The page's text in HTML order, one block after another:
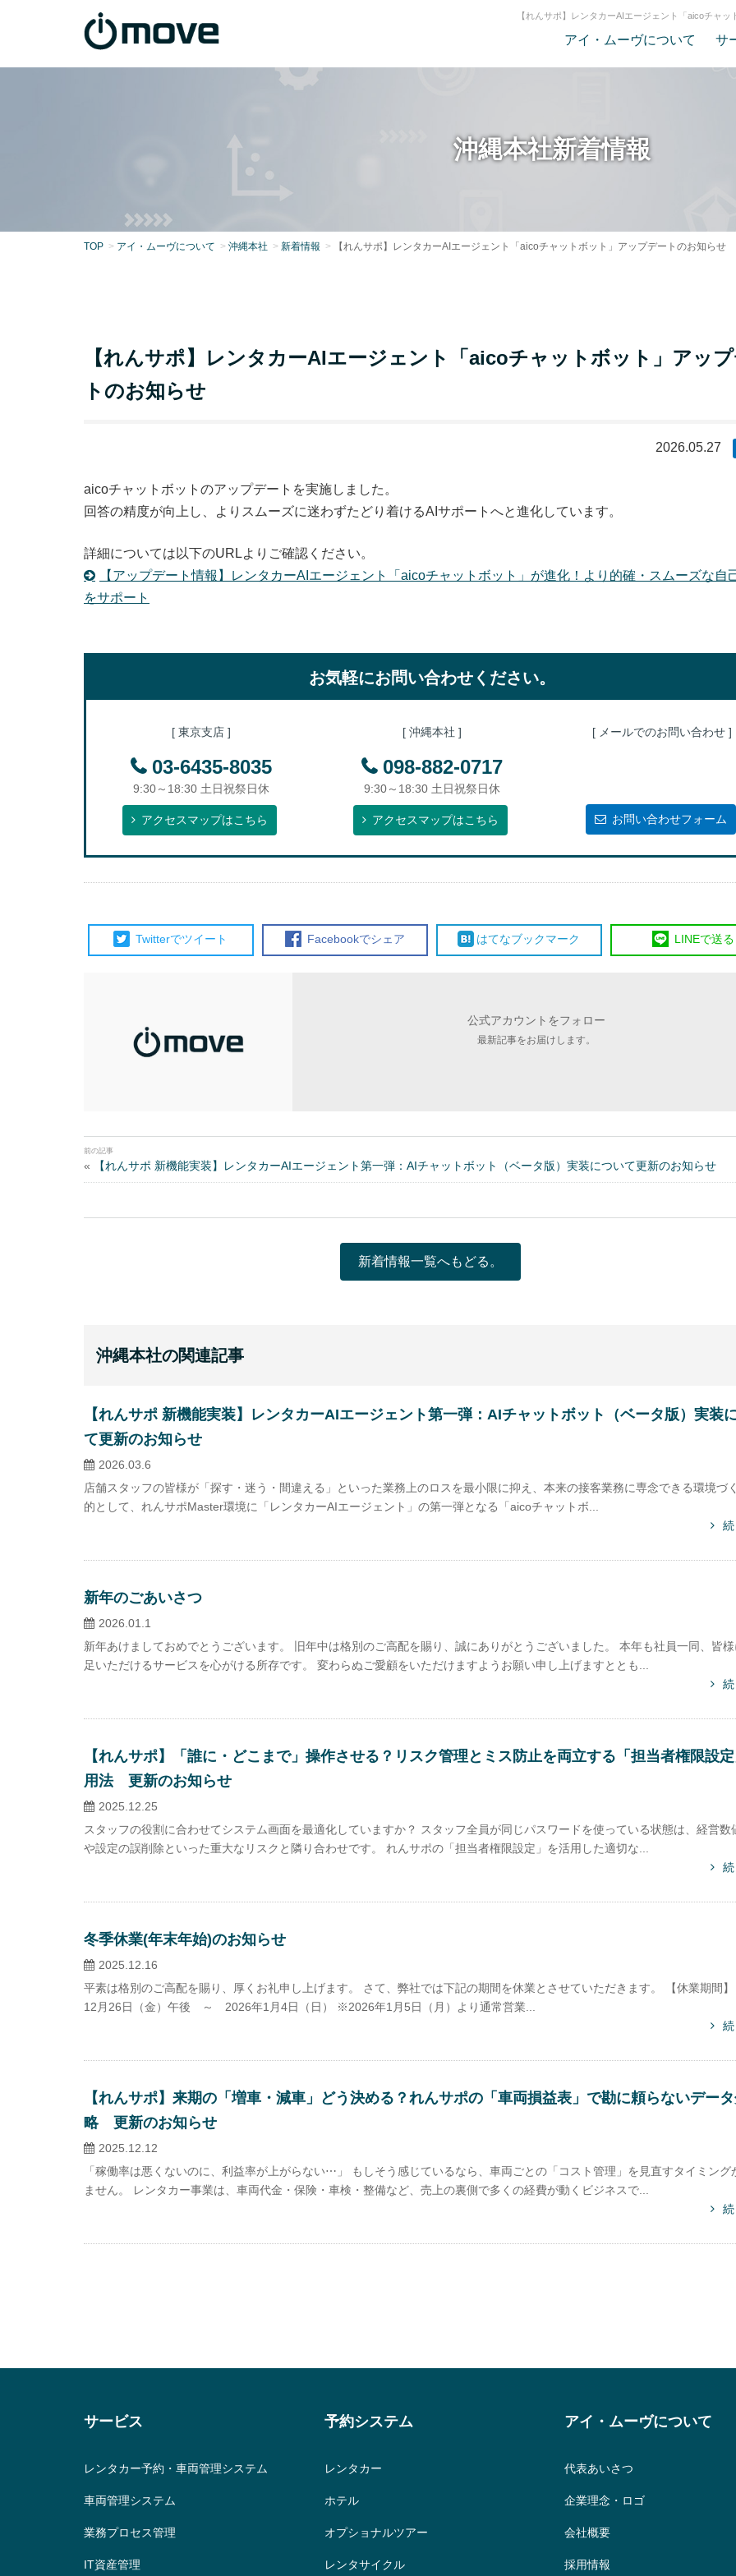
【れんサポ】レンタカーAIエージェント「aicoチャ
アイ・ムーヴについて サ
沖縄本社新着情報
TOP アイ・ムーヴについて 沖縄本社 新着情報 【れんサポ】レンタカーAIエージェント「aicoチャットボット」アップデートのお知らせ
【れんサポ】レンタカーAIエージェント「aicoチャットボット」アッ
トのお知らせ
2026.05.27
aicoチャットボットのアップデートを実施しました。
回答の精度が向上し、よりスムーズに迷わずたどり着けるAIサポートへと進化しています。
詳細については以下のURLよりご確認ください。
【アップデート情報】レンタカーAIエージェント「aicoチャットボット」が進化！より的確・スムーズな自
をサポート
お気軽にお問い合わせください。
[ 東京支店 ]
03-6435-8035
9:30～18:30 土日祝祭日休
アクセスマップはこちら
[ 沖縄本社 ]
098-882-0717
9:30～18:30 土日祝祭日休
アクセスマップはこちら
[ メールでのお問い合わせ ]
お問い合わせフォーム
Twitterでツイート Facebookでシェア はてなブックマーク LINEで送る
公式アカウントをフォロー
最新記事をお届けします。
« 【れんサポ 新機能実装】レンタカーAIエージェント第一弾：AIチャットボット（ベータ版）実装について更新のお知らせ
新着情報一覧へもどる。
沖縄本社の関連記事
【れんサポ 新機能実装】レンタカーAIエージェント第一弾：AIチャットボット（ベータ版）実装
て更新のお知らせ
2026.03.6
店舗スタッフの皆様が「探す・迷う・間違える」といった業務上のロスを最小限に抑え、本来の接客業務に専念できる環境づ
的として、れんサポMaster環境に「レンタカーAIエージェント」の第一弾となる「aicoチャットボ...
新年のごあいさつ
2026.01.1
新年あけましておめでとうございます。 旧年中は格別のご高配を賜り、誠にありがとうございました。 本年も社員一同、皆
足いただけるサービスを心がける所存です。 変わらぬご愛顧をいただけますようお願い申し上げますととも...
【れんサポ】「誰に・どこまで」操作させる？リスク管理とミス防止を両立する「担当者権限設
用法 更新のお知らせ
2025.12.25
スタッフの役割に合わせてシステム画面を最適化していますか？ スタッフ全員が同じパスワードを使っている状態は、経営数
や設定の誤削除といった重大なリスクと隣り合わせです。 れんサポの「担当者権限設定」を活用した適切な...
冬季休業(年末年始)のお知らせ
2025.12.16
平素は格別のご高配を賜り、厚くお礼申し上げます。 さて、弊社では下記の期間を休業とさせていただきます。 【休業期間
12月26日（金）午後 ～ 2026年1月4日（日） ※2026年1月5日（月）より通常営業...
【れんサポ】来期の「増車・減車」どう決める？れんサポの「車両損益表」で勘に頼らないデー
略 更新のお知らせ
2025.12.12
「稼働率は悪くないのに、利益率が上がらない⋯」 もしそう感じているなら、車両ごとの「コスト管理」を見直すタイミング
ません。 レンタカー事業は、車両代金・保険・車検・整備など、売上の裏側で多くの経費が動くビジネスで...
サービス
レンタカー予約・車両管理システム
車両管理システム
業務プロセス管理
IT資産管理
予約システム
レンタカー
ホテル
オプショナルツアー
レンタサイクル
アイ・ムーヴについて
代表あいさつ
企業理念・ロゴ
会社概要
採用情報